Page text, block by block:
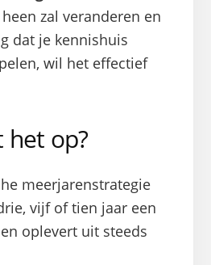
zal veranderen en
dat je kennishuis
wil het effectief
het op?
meerjarenstrategie
vijf of tien jaar een
oplevert uit steeds